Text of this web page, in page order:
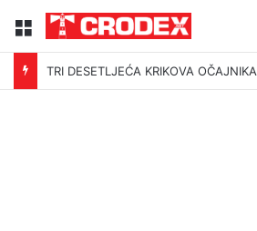
Menu
TRI DESETLJEĆA KRIKOVA OČAJNIKA